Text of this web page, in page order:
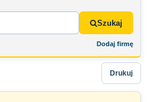
Szukaj
Dodaj firmę
Drukuj